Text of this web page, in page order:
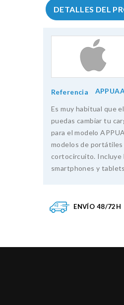
DETALLES DEL
Referencia
Es muy habitual que
puedas cambiar tu
para el modelo
modelos de
cortocircuito. Incluye
smartphones y
ENVÍO 48/72H